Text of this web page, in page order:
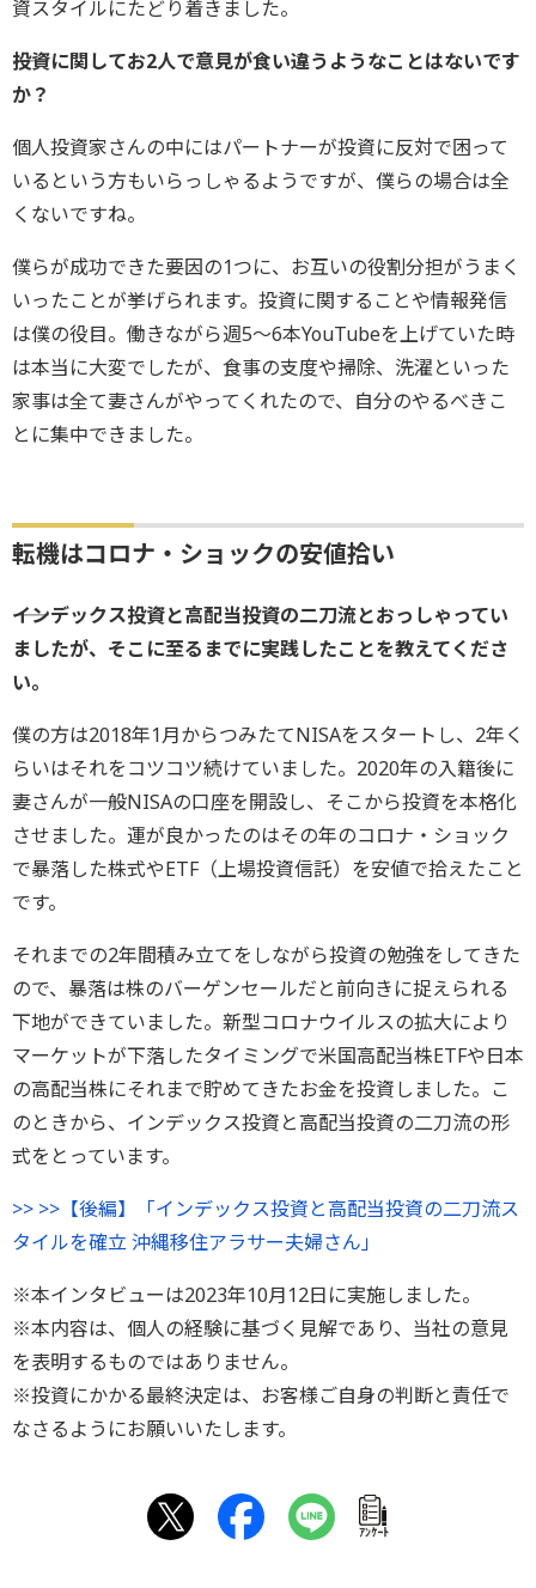
資スタイルにたどり着きました。
――投資に関してお2人で意見が食い違うようなことはないです
か？
個人投資家さんの中にはパートナーが投資に反対で困って
いるという方もいらっしゃるようですが、僕らの場合は全
くないですね。
僕らが成功できた要因の1つに、お互いの役割分担がうまく
いったことが挙げられます。投資に関することや情報発信
は僕の役目。働きながら週5～6本YouTubeを上げていた時
は本当に大変でしたが、食事の支度や掃除、洗濯といった
家事は全て妻さんがやってくれたので、自分のやるべきこ
とに集中できました。
転機はコロナ・ショックの安値拾い
――インデックス投資と高配当投資の二刀流とおっしゃってい
ましたが、そこに至るまでに実践したことを教えてくださ
い。
僕の方は2018年1月からつみたてNISAをスタートし、2年く
らいはそれをコツコツ続けていました。2020年の入籍後に
妻さんが一般NISAの口座を開設し、そこから投資を本格化
させました。運が良かったのはその年のコロナ・ショック
で暴落した株式やETF（上場投資信託）を安値で拾えたこと
です。
それまでの2年間積み立てをしながら投資の勉強をしてきた
ので、暴落は株のバーゲンセールだと前向きに捉えられる
下地ができていました。新型コロナウイルスの拡大により
マーケットが下落したタイミングで米国高配当株ETFや日本
の高配当株にそれまで貯めてきたお金を投資しました。こ
のときから、インデックス投資と高配当投資の二刀流の形
式をとっています。
>> >>【後編】「インデックス投資と高配当投資の二刀流ス
タイルを確立 沖縄移住アラサー夫婦さん」
※本インタビューは2023年10月12日に実施しました。
※本内容は、個人の経験に基づく見解であり、当社の意見
を表明するものではありません。
※投資にかかる最終決定は、お客様ご自身の判断と責任で
なさるようにお願いいたします。
ｱﾝｹｰﾄ